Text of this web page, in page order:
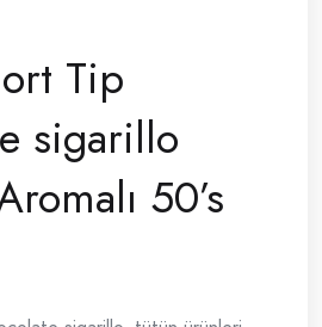
Tip
sigarillo
50’s